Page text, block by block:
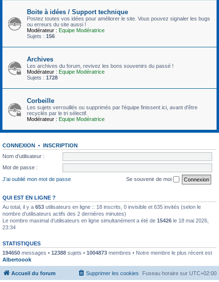
Boite à idées / Support technique
Postez toutes vos idées pour améliorer le site. Vous pouvez signaler les bugs
ou erreurs du site aussi !
Modérateur : Equipe Modératrice
Sujets : 156
Archives
Les archives du forum, revivez les bons souvenirs du passé !
Modérateur : Equipe Modératrice
Sujets : 1728
Corbeille
Les sujets verrouillés ou supprimés par l'équipe finissent ici, avant d'être
recyclés par le tri sélectif.
Modérateur : Equipe Modératrice
CONNEXION • INSCRIPTION
Nom d’utilisateur :
Mot de passe :
J’ai oublié mon mot de passe
Se souvenir de moi
QUI EST EN LIGNE ?
Au total, il y a 653 utilisateurs en ligne :: 18 inscrits, 0 invisible et 635 invités (selon le
nombre d’utilisateurs actifs des 2 dernières minutes)
Le nombre maximal d’utilisateurs en ligne simultanément a été de 15426 le 18 mai 2026,
23:34
STATISTIQUES
194650 messages • 12388 sujets • 1004873 membres • Notre membre le plus récent est
Albertoook
Accueil du forum Fuseau horaire sur UTC+02:00
Supprimer les cookies